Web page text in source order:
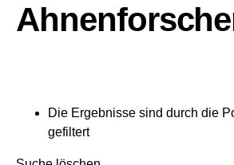
Die Ergebnisse sind durch die
gefiltert